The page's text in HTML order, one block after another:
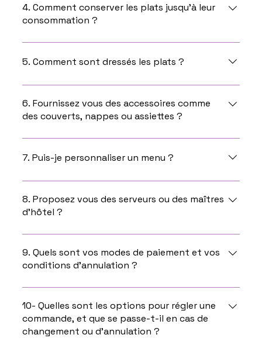
vous serez informé et vous pourrez venir la
récupérer dans nos locaux situés au 93 Avenue du
4. Comment conserver les plats jusqu’à leur
consommation ?
Au frais et à consommer le jour de la livraison ou du
retrait dans nos locaux et au plus tard le
5. Comment sont dressés les plats ?
Les plateaux repas sont déjà dressés, les entrées
également, il faut seulement ajouter la sauce qui
est fournie à part. Les plats quant à eux sont
6. Fournissez vous des accessoires comme
des couverts, nappes ou assiettes ?
Non cela n'est pas fourni dans la prestation mais
vous pouvez louer la vaisselle chez notre
7. Puis-je personnaliser un menu ?
Vous pouvez nous contacter au 06.64.86.18.08
afin d'en discuter.
8. Proposez vous des serveurs ou des maîtres
d’hôtel ?
Oui ! Vous pouvez retrouver les différents services
ici :
9. Quels sont vos modes de paiement et vos
conditions d’annulation ?
Le règlement sécurisé se fait directement sur le
site lors de votre commande. Aucune annulation
possible, ou alors en cas de force majeure.
10- Quelles sont les options pour régler une
commande, et que se passe-t-il en cas de
changement ou d’annulation ?